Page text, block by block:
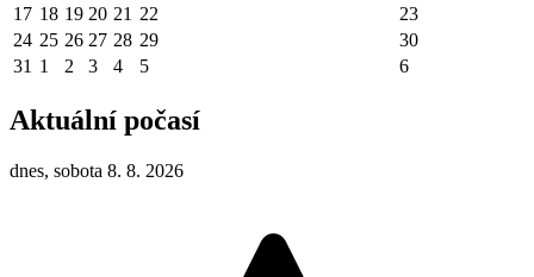
17 18 19 20 21 22
23
24 25 26 27 28 29
30
31 1 2 3 4 5 6
Aktuální počasí
dnes, sobota 8. 8. 2026